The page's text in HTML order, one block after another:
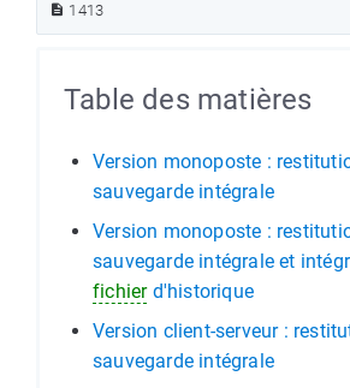
1413
Table des matières
Version monoposte :
sauvegarde intégrale
Version monoposte :
sauvegarde intégrale et
fichierd'historique
Version client-serveur :
sauvegarde intégrale